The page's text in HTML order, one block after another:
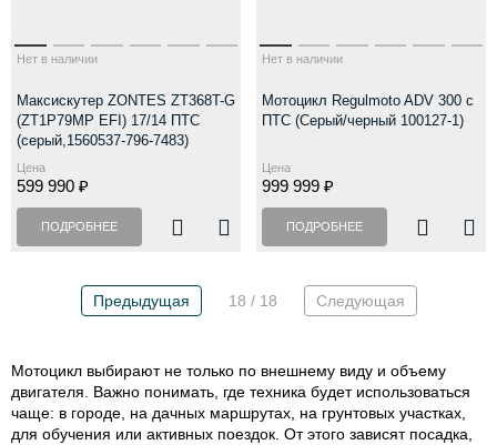
Нет в наличии
Максискутер ZONTES ZT368T-G
(ZT1P79MP EFI) 17/14 ПТС
(серый,1560537-796-7483)
Цена
599 990 ₽
ПОДРОБНЕЕ
Нет в наличии
Мотоцикл Regulmoto ADV 300 c
ПТС (Серый/черный 100127-1)
Цена
999 999 ₽
ПОДРОБНЕЕ
Предыдущая 18 / 18 Следующая
Мотоцикл выбирают не только по внешнему виду и объему
двигателя. Важно понимать, где техника будет использоваться
чаще: в городе, на дачных маршрутах, на грунтовых участках,
для обучения или активных поездок. От этого зависят посадка,